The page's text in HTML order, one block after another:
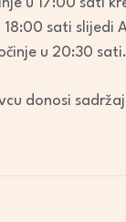
u 17:00 sati
sati slijedi
u 20:30 sati.
donosi